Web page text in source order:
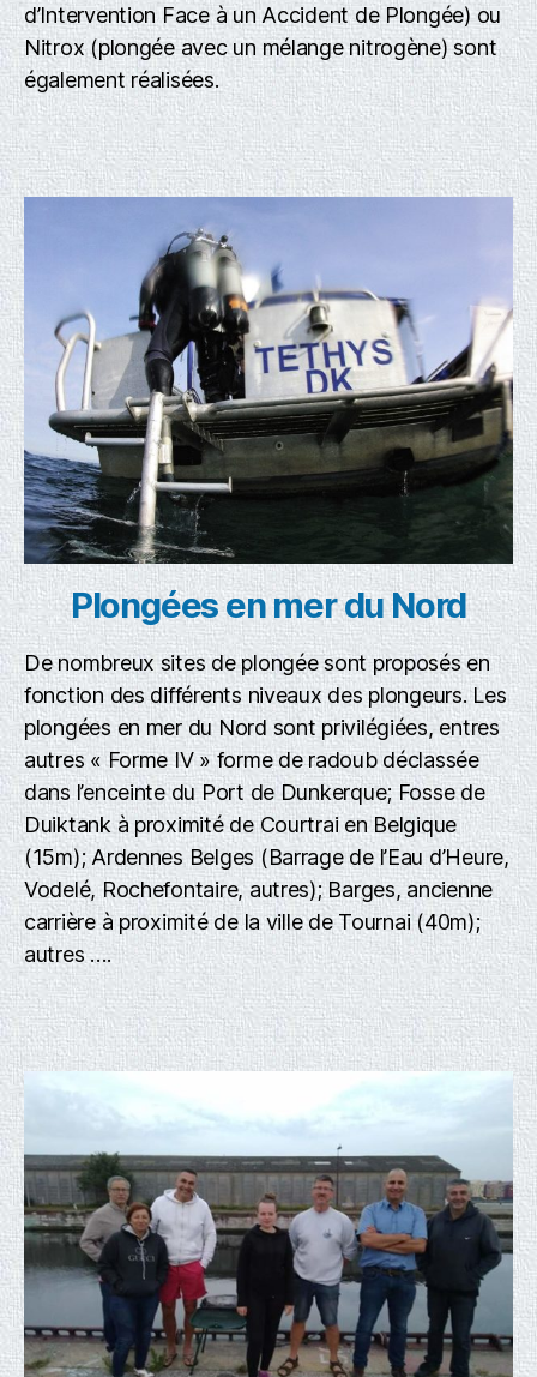
d’Intervention Face à un Accident de Plongée) ou
Nitrox (plongée avec un mélange nitrogène) sont
également réalisées.
Plongées en mer du Nord
De nombreux sites de plongée sont proposés en
fonction des différents niveaux des plongeurs. Les
plongées en mer du Nord sont privilégiées, entres
autres « Forme IV » forme de radoub déclassée
dans l’enceinte du Port de Dunkerque; Fosse de
Duiktank à proximité de Courtrai en Belgique
(15m); Ardennes Belges (Barrage de l’Eau d’Heure,
Vodelé, Rochefontaire, autres); Barges, ancienne
carrière à proximité de la ville de Tournai (40m);
autres ….